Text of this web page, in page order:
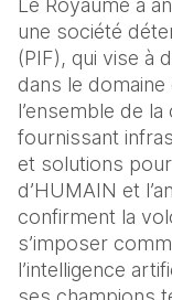
Le Royaume a
une société
(PIF), qui vise à
dans le
l’ensemble de
fournissant
et solutions
d’HUMAIN et
confirment la
s’imposer
l’intelligence